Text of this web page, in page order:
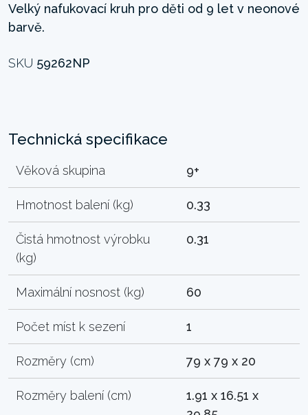
Velký nafukovací kruh pro děti od 9 let v neonové
barvě.
SKU 59262NP
Technická specifikace
Věková skupina 9+
Hmotnost balení (kg) 0.33
Čistá hmotnost výrobku
(kg)
0.31
Maximální nosnost (kg) 60
Počet míst k sezení 1
Rozměry (cm) 79 x 79 x 20
Rozměry balení (cm)
1.91 x 16.51 x